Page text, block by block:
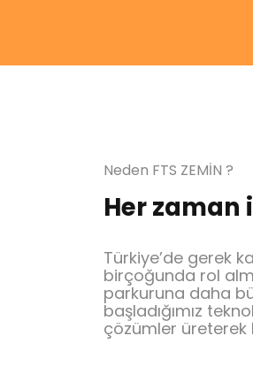
Neden FTS ZEMİN ?
Her zaman
Türkiye’de gerek
birçoğunda rol
parkuruna daha
başladığımız
çözümler